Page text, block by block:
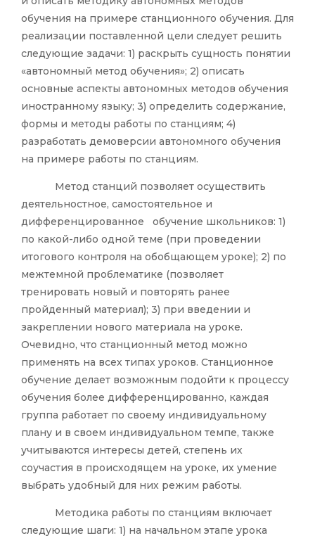
обучения на примере станционного обучения. Для
реализации поставленной цели следует решить
следующие задачи: 1) раскрыть сущность понятии
«автономный метод обучения»; 2) описать
основные аспекты автономных методов обучения
иностранному языку; 3) определить содержание,
формы и методы работы по станциям; 4)
разработать демоверсии автономного обучения
на примере работы по станциям.
Метод станций позволяет осуществить
деятельностное, самостоятельное и
дифференцированное обучение школьников: 1)
по какой-либо одной теме (при проведении
итогового контроля на обобщающем уроке); 2) по
межтемной проблематике (позволяет
тренировать новый и повторять ранее
пройденный материал); 3) при введении и
закреплении нового материала на уроке.
Очевидно, что станционный метод можно
применять на всех типах уроков. Станционное
обучение делает возможным подойти к процессу
обучения более дифференцированно, каждая
группа работает по своему индивидуальному
плану и в своем индивидуальном темпе, также
учитываются интересы детей, степень их
соучастия в происходящем на уроке, их умение
выбрать удобный для них режим работы.
Методика работы по станциям включает
следующие шаги: 1) на начальном этапе урока